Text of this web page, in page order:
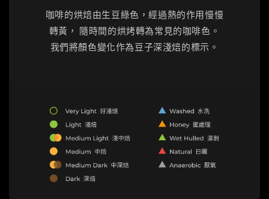
咖啡的烘焙由生豆綠色，經過熱的作用慢慢
轉黃， 隨時間的烘烤轉為常見的咖啡色。
我們將顏色變化作為豆子深淺焙的標示。